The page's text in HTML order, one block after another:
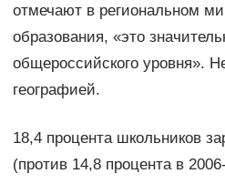
отмечают в региональном
образования, «это
общероссийского уровня».
географией.
18,4 процента школьников
(против 14,8 процента в